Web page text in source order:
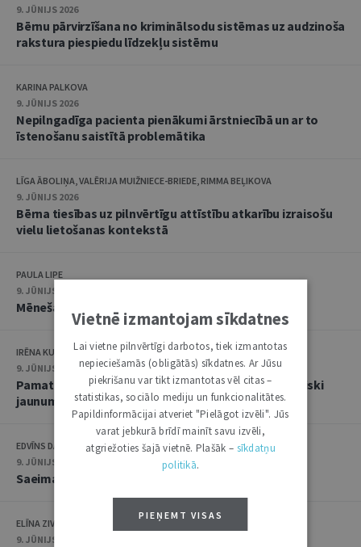
9. JŪNIJS 2026
Bērnu pārvirzīšana no kriminālsodu sistēmas uz audzinoša
rakstura piespiedu līdzekļu sistēmu
KARINA PALKOVA
9. JŪNIJS 2026
Nepilngadīga pacienta pienākumi ārstniecībā un ar to
īstenošanu saistītā problemātika
LĪGA ĀBOLIŅA, VALĒRIJA MUIŽNIECE-BRIEDE, RIMMA BEĻIKOVA
9. JŪNIJS 2026
Bērna tiesības uz pilnvērtīgu attīstību atkarību izraisošu
vielu lietošanas kontekstā
PAULA LIPE
9. JŪNIJS 2026
Mēneša hronika: maijs
IRĒNA KUCINA
9. JŪNIJS 2026
Pamattiesību aizsardzība kļūst vēl pieejamāka: būtiski
jaunumi Satversmes tiesā
EDVĪNS DANOVSKIS
9. JŪNIJS 2026
Saeimas lēmumu juridiskais raksturojums
ELĪNA ZIVTIŅA
9. JŪNIJS 2026
Vietnē izmantojam sīkdatnes
Lai vietne pilnvērtīgi darbotos, tiek izmantotas
nepieciešamās (obligātās) sīkdatnes. Ar Jūsu
piekrišanu var tikt izmantotas vēl citas –
statistikas, sociālo mediju un funkcionalitātes.
Papildinformācijai atveriet "Pielāgot izvēli". Jūs
varat jebkurā brīdī mainīt savu izvēli,
atgriežoties šajā vietnē. Plašāk – sīkdatņu
politikā.
PIEŅEMT VISAS